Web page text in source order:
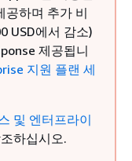
공하며 추가 비
USD에서 감소)
제공됩니
지원 플랜 세
및 엔터프라이
하십시오.